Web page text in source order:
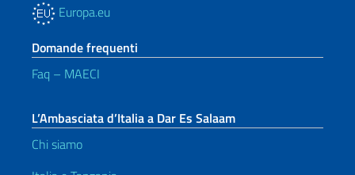
Europa.eu
Domande frequenti
Faq – MAECI
L’Ambasciata d’Italia a Dar Es Salaam
Chi siamo